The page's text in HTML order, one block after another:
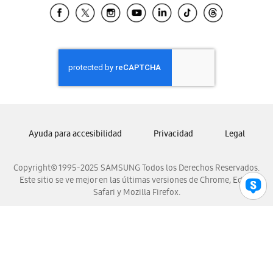
Samsung El Salvador
Samsung Honduras
Samsung Nicaragua
Samsung Panamá
Samsung Venezuela
Copyright© 1995-2025 SAMSUNG Todos los Derechos Reservados.
Este sitio se ve mejor en las últimas versiones de Chrome, Edge,
Safari y Mozilla Firefox.
Ayuda para accesibilidad Privacidad Legal